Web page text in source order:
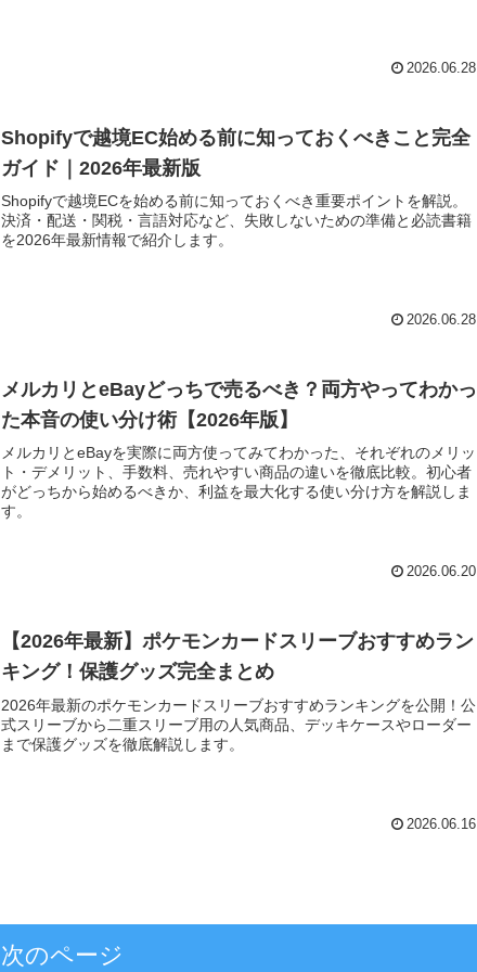
2026.06.28
Shopifyで越境EC始める前に知っておくべきこと完全
ガイド｜2026年最新版
Shopifyで越境ECを始める前に知っておくべき重要ポイントを解説。
決済・配送・関税・言語対応など、失敗しないための準備と必読書籍
を2026年最新情報で紹介します。
2026.06.28
メルカリとeBayどっちで売るべき？両方やってわかっ
た本音の使い分け術【2026年版】
メルカリとeBayを実際に両方使ってみてわかった、それぞれのメリッ
ト・デメリット、手数料、売れやすい商品の違いを徹底比較。初心者
がどっちから始めるべきか、利益を最大化する使い分け方を解説しま
す。
2026.06.20
【2026年最新】ポケモンカードスリーブおすすめラン
キング！保護グッズ完全まとめ
2026年最新のポケモンカードスリーブおすすめランキングを公開！公
式スリーブから二重スリーブ用の人気商品、デッキケースやローダー
まで保護グッズを徹底解説します。
2026.06.16
次のページ